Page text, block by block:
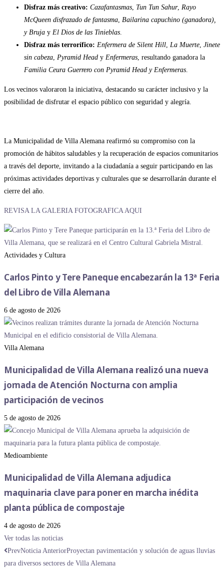
Disfraz más creativo: Cazafantasmas Tun Tun Sahur, Rayo
McQueen disfrazado de fantasma Bailarina capuchino (ganadora),
y Bruja y El Dios de las Tinieblas
Disfraz más terrorífico: Enfermera de Silent Hill La Muerte Jinete
sin cabeza Pyramid Head y Enfermeras , resultando ganadora la
Familia Ceura Guerrero con Pyramid Head y Enfermeras
Los vecinos valoraron la iniciativa, destacando su carácter inclusivo y la
posibilidad de disfrutar el espacio público con seguridad y alegría.
La Municipalidad de Villa Alemana reafirmó su compromiso con la
promoción de hábitos saludables y la recuperación de espacios comunitarios
a través del deporte, invitando a la ciudadanía a seguir participando en las
próximas actividades deportivas y culturales que se desarrollarán durante el
cierre del año.
REVISA LA GALERIA FOTOGRAFICA AQUI
Actividades y Cultura
Carlos Pinto y Tere Paneque encabezarán la 13ª Feria
del Libro de Villa Alemana
6 de agosto de 2026
Villa Alemana
Municipalidad de Villa Alemana realizó una nueva
jornada de Atención Nocturna con amplia
participación de vecinos
5 de agosto de 2026
Medioambiente
Municipalidad de Villa Alemana adjudica
maquinaria clave para poner en marcha inédita
planta pública de compostaje
4 de agosto de 2026
Ver todas las noticias
PrevNoticia AnteriorProyectan pavimentación y solución de aguas lluvias
para diversos sectores de Villa Alemana